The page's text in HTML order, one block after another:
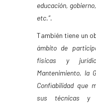
educación,
etc.”.
También tiene un
ámbito de
físicas y
Mantenimiento, la
Confiabilidad que
sus técnicas y